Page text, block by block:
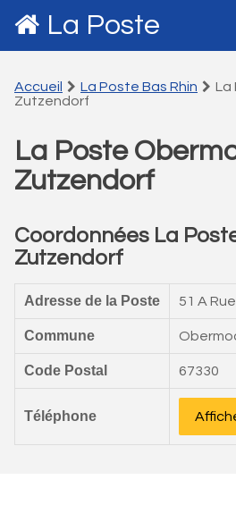
La Poste
Accueil La Poste Bas Rhin
La
Zutzendorf
La Poste
Zutzendorf
Coordonnées La
Zutzendorf
Adresse de la Poste 51 A
Commune
Code Postal 67330
Téléphone